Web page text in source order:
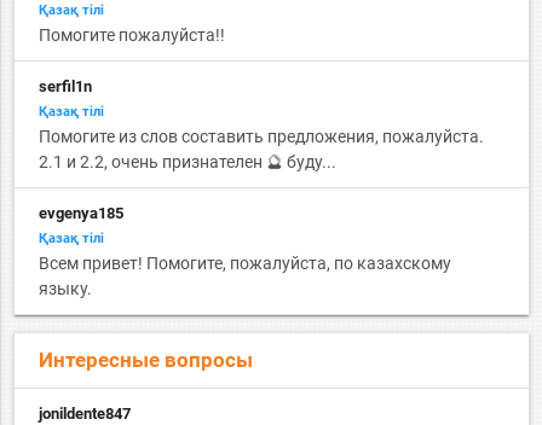
Қазақ тiлi
Помогите пожалуйста!!
serfil1n
Қазақ тiлi
Помогите из слов составить предложения, пожалуйста.
2.1 и 2.2, очень признателен 🔮 буду...
evgenya185
Қазақ тiлi
Всем привет! Помогите, пожалуйста, по казахскому
языку.
Интересные вопросы
jonildente847